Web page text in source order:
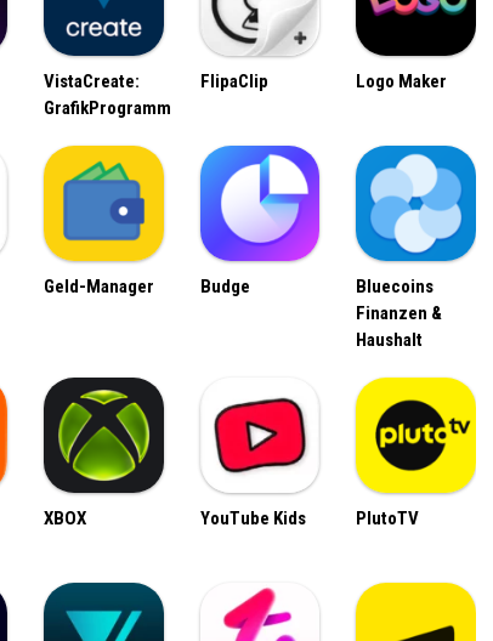
VistaCreate:
GrafikProgramm
FlipaClip Logo Maker
Geld-Manager Budge
Bluecoins
Finanzen &
Haushalt
XBOX YouTube Kids PlutoTV